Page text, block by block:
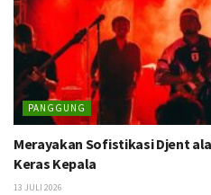
PANGGUNG
Merayakan Sofistikasi Djent
Keras Kepala
13 JULI 2026